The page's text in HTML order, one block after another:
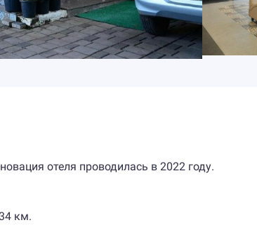
отеля проводилась в 2022 году.
км.